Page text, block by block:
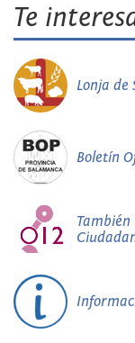
Te
Lonja de
Boletín
También